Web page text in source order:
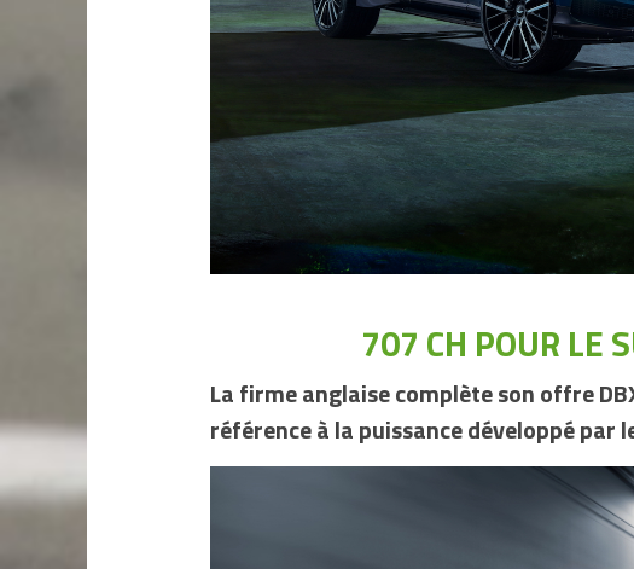
707 CH POUR LE
La firme anglaise complète son offre
référence à la puissance développé par